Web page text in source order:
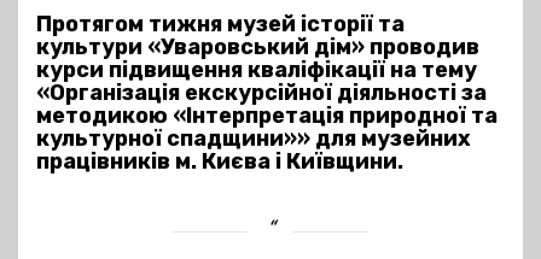
Протягом тижня музей історії та
культури «Уваровський дім» проводив
курси підвищення кваліфікації на тему
«Організація екскурсійної діяльності за
методикою «Інтерпретація природної та
культурної спадщини»» для музейних
працівників м. Києва і Київщини.